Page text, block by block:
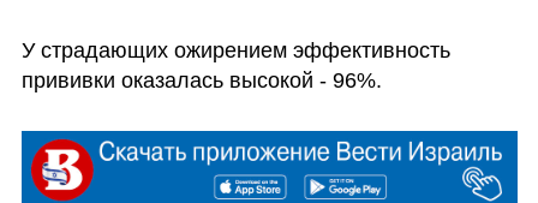
У страдающих ожирением эффективность
прививки оказалась высокой - 96%.